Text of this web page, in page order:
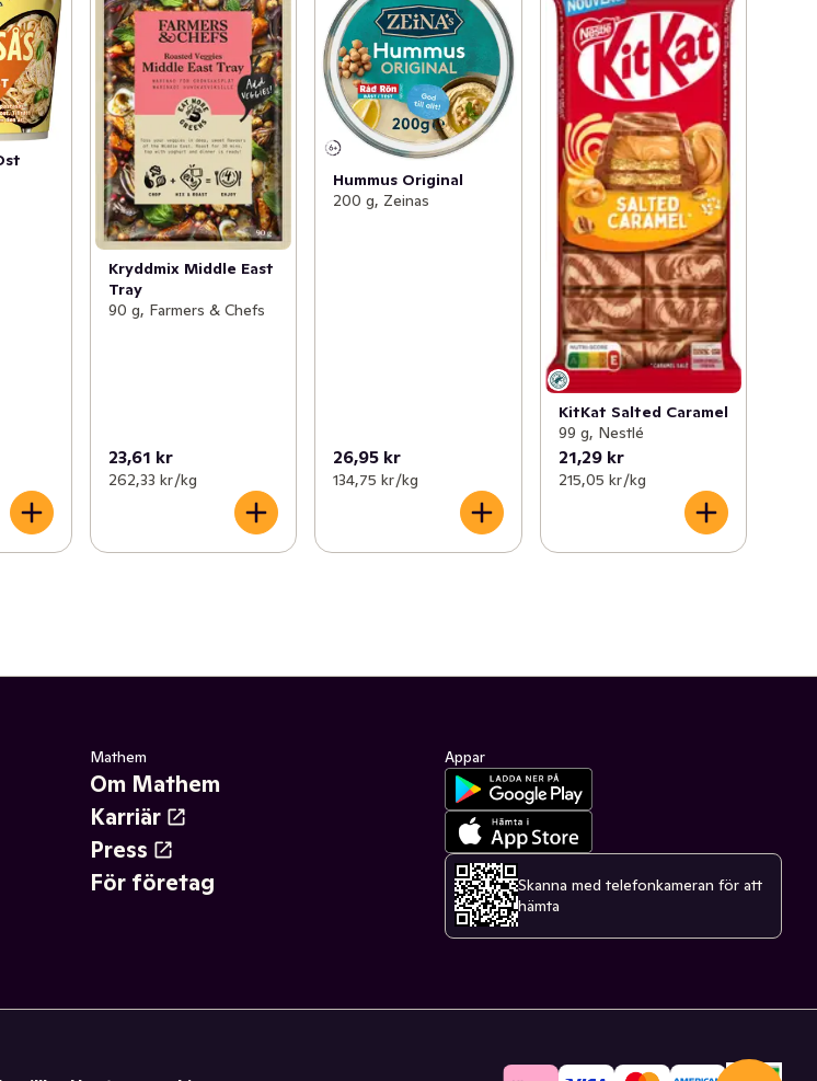
Kryddmix Middle East
Tray
90 g, Farmers & Chefs
23,61 kr
262,33 kr /kg
Hummus Original
200 g, Zeinas
26,95 kr
134,75 kr /kg
KitKat Salted Caramel
99 g, Nestlé
21,29 kr
215,05 kr /kg
Mathem
Om Mathem
Karriär
Press
För företag
Appar
Skanna med telefonkameran för att
hämta